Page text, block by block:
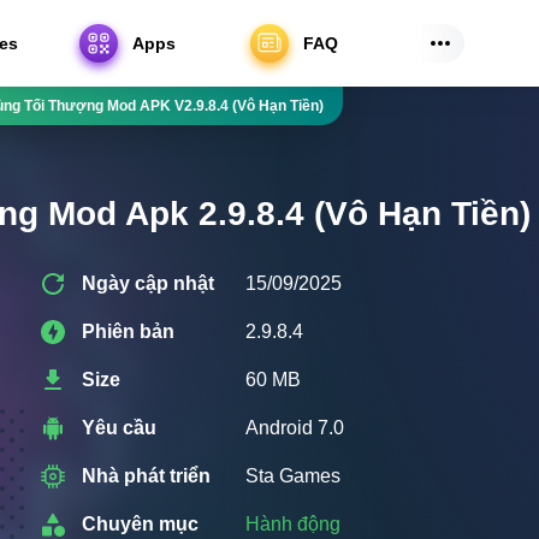
Apps FAQ
Tối Thượng Mod APK V2.9.8.4 (Vô Hạn Tiền)
Mod Apk 2.9.8.4 (Vô Hạn Tiền)
Ngày cập nhật 15/09/2025
Phiên bản 2.9.8.4
Size 60 MB
Yêu cầu Android 7.0
Nhà phát triển Sta Games
Chuyên mục Hành động